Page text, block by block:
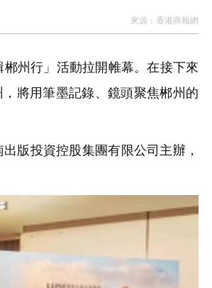
來源： 香港商報網
州行」活動拉開帷幕。在接下來
將用筆墨記錄、鏡頭聚焦郴州的
版投資控股集團有限公司主辦，